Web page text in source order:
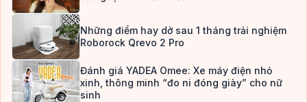
Những điểm hay dở sau 1 tháng trải nghiệm
Roborock Qrevo 2 Pro
Đánh giá YADEA Omee: Xe máy điện nhỏ
xinh, thông minh “đo ni đóng giày” cho nữ
sinh